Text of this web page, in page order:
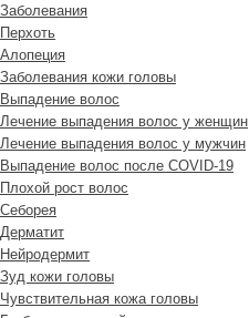
Заболевания
Перхоть
Алопеция
Заболевания кожи головы
Выпадение волос
Лечение выпадения волос у женщин
Лечение выпадения волос у мужчин
Выпадение волос после COVID-19
Плохой рост волос
Cеборея
Дерматит
Нейродермит
Зуд кожи головы
Чувствительная кожа головы